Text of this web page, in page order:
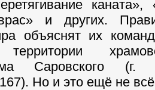
и других.
объяснят их
Саровского (г.
Но и это ещё не